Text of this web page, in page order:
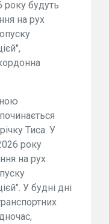
року будуть
на рух
Тиса. У
року
на рух
У будні дні